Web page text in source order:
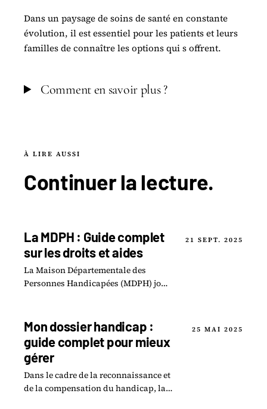
Dans un paysage de soins de santé en constante
évolution, il est essentiel pour les patients et leurs
familles de connaître les options qui s offrent.
Comment en savoir plus ?
À LIRE AUSSI
Continuer lalecture.
La MDPH : Guide complet
sur les droits et aides
La Maison Départementale des
Personnes Handicapées (MDPH) joue
situation de handicap.
21 SEPT. 2025
Mon dossier handicap :
guide complet pour mieux
gérer
Dans le cadre de la reconnaissance et
de la compensation du handicap, la
25 MAI 2025